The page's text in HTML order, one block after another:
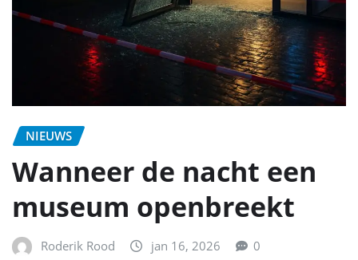
NIEUWS
Wanneer de nacht een
museum openbreekt
Roderik Rood jan 16, 2026 0